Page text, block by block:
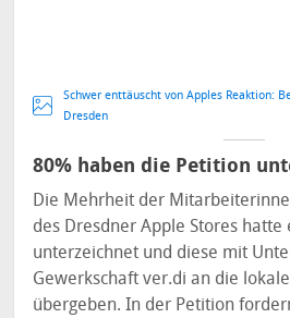
Schwer enttäuscht von Apples Reaktion:
Dresden
80% haben die Petition
Die Mehrheit der
des Dresdner Apple Stores hatte
unterzeichnet und diese mit
Gewerkschaft ver.di an die
übergeben. In der Petition